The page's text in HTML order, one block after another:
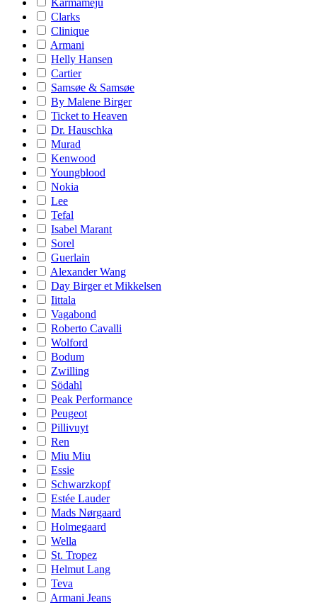
Karmameju
Clarks
Clinique
Armani
Helly Hansen
Cartier
Samsøe & Samsøe
By Malene Birger
Ticket to Heaven
Dr. Hauschka
Murad
Kenwood
Youngblood
Nokia
Lee
Tefal
Isabel Marant
Sorel
Guerlain
Alexander Wang
Day Birger et Mikkelsen
Iittala
Vagabond
Roberto Cavalli
Wolford
Bodum
Zwilling
Södahl
Peak Performance
Peugeot
Pillivuyt
Ren
Miu Miu
Essie
Schwarzkopf
Estée Lauder
Mads Nørgaard
Holmegaard
Wella
St. Tropez
Helmut Lang
Teva
Armani Jeans